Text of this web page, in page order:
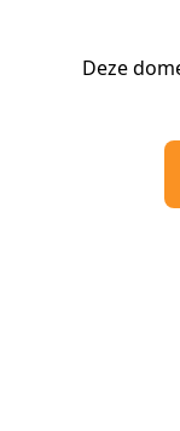
Deze